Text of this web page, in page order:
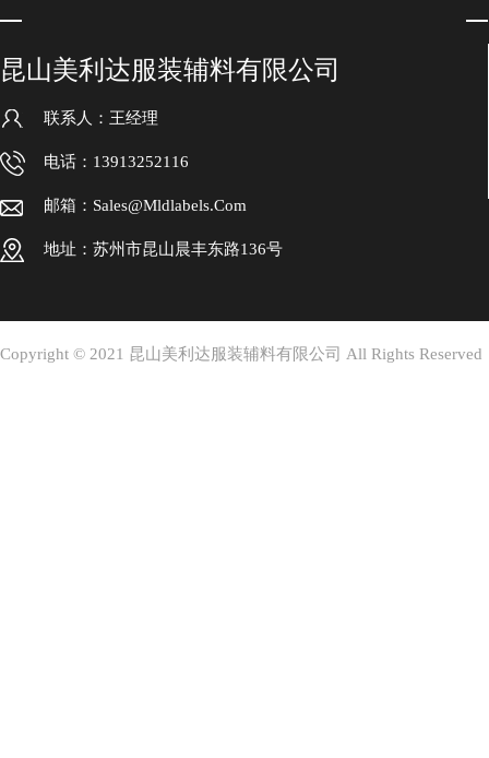
昆山美利达服装辅料有限公司
联系人：王经理
电话：13913252116
邮箱：sales@mldlabels.com
地址：苏州市昆山晨丰东路136号
Copyright © 2021 昆山美利达服装辅料有限公司 All Rights